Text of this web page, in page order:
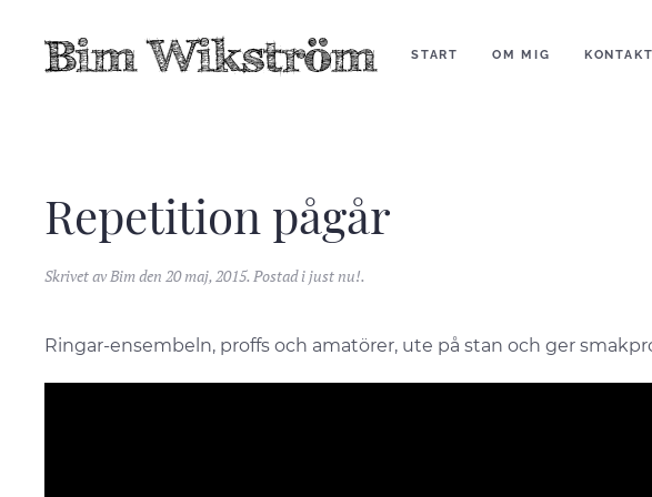
START OM MIG KONTAKT
Repetition pågår
Skrivet avBimden 20 maj, 2015. Postad ijust nu!.
Ringar-ensembeln, proffs och amatörer, ute på stan och ger